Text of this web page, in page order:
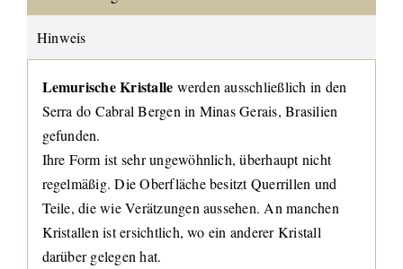
Hinweis
Lemurische Kristalle werden ausschließlich in den
Serra do Cabral Bergen in Minas Gerais, Brasilien
gefunden.
Ihre Form ist sehr ungewöhnlich, überhaupt nicht
regelmäßig. Die Oberfläche besitzt Querrillen und
Teile, die wie Verätzungen aussehen. An manchen
Kristallen ist ersichtlich, wo ein anderer Kristall
darüber gelegen hat.